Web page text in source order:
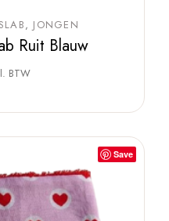
JONGEN
Ruit Blauw
BTW
Save